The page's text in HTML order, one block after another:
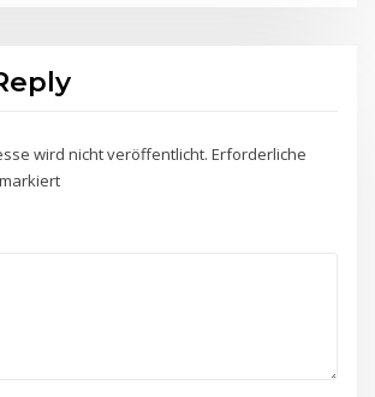
wird nicht veröffentlicht. Erforderliche